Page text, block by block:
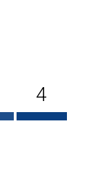
4